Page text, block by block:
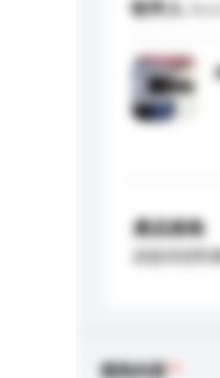
收件人
產品規格
查詢內容